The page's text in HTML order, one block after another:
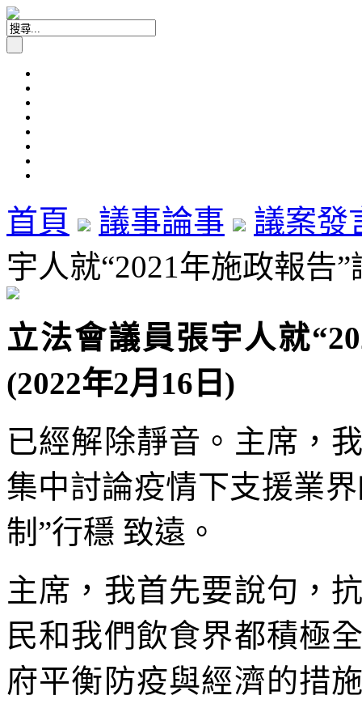
首頁 議事論事
議案發
宇人就“2021年施政報告
立法會議員張宇人就
(2022年2月16日)
已經解除靜音。主席，
集中討論疫情下支援業
制”行穩 致遠。
主席，我首先要說句，
民和我們飲食界都積極
府平衡防疫與經濟的措